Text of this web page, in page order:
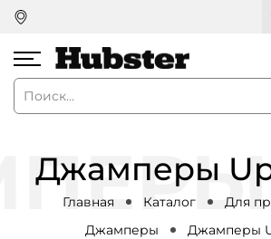
Джамперы
Главная Каталог
Для
Джамперы
Джамперы